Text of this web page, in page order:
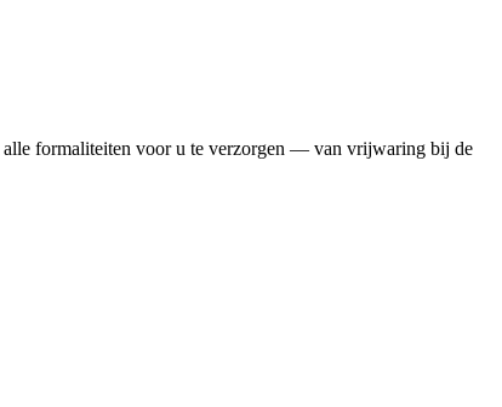
alle formaliteiten voor u te verzorgen — van vrijwaring bij de